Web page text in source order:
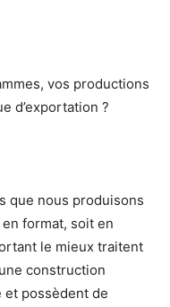
vos productions
d’exportation ?
que nous produisons
format, soit en
le mieux traitent
construction
possèdent de